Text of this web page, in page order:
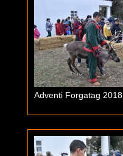
Adventi Forgatag 2018.